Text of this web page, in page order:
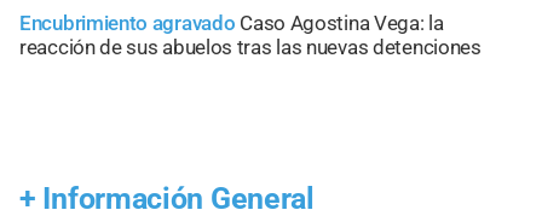
Encubrimiento agravado Caso Agostina Vega: la
reacción de sus abuelos tras las nuevas detenciones
+ Información General